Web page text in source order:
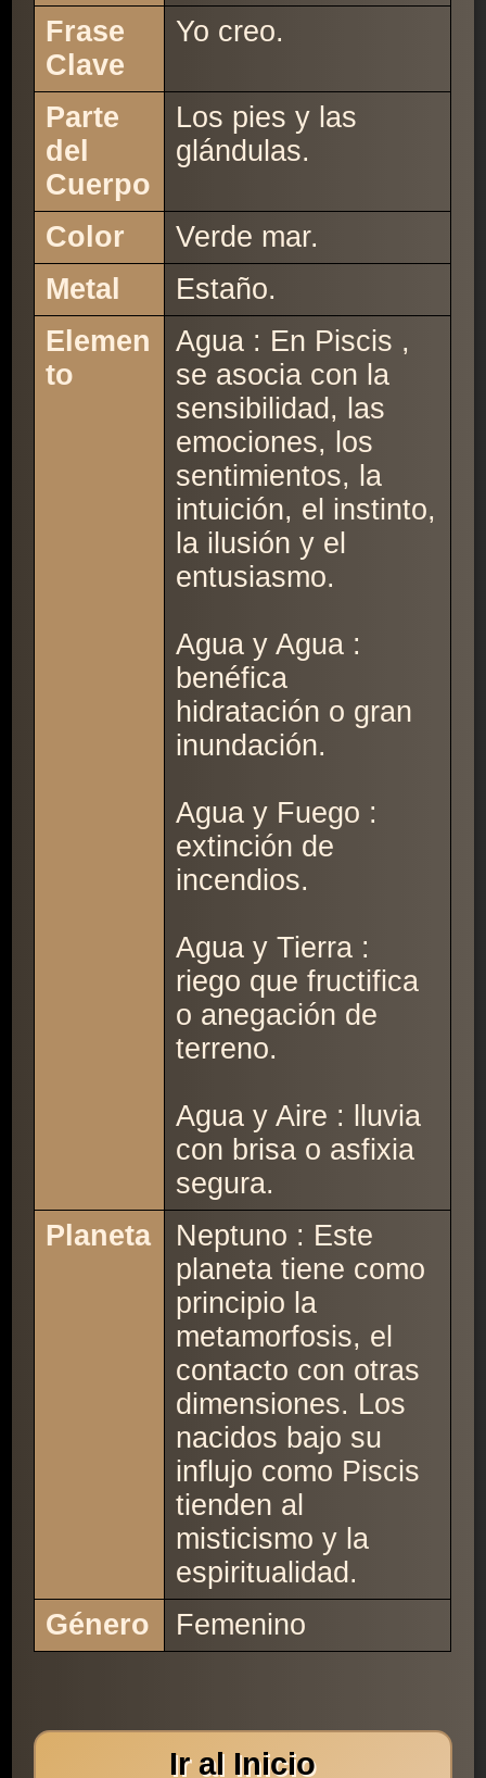
Frase
Clave
Yo creo.
Parte
del
Cuerpo
Los pies y las
glándulas.
Color
Verde mar.
Metal
Estaño.
Elemen
to
Agua : En Piscis ,
se asocia con la
sensibilidad, las
emociones, los
sentimientos, la
intuición, el instinto,
la ilusión y el
entusiasmo.
Agua y Agua :
benéfica
hidratación o gran
inundación.
Agua y Fuego :
extinción de
incendios.
Agua y Tierra :
riego que fructifica
o anegación de
terreno.
Agua y Aire : lluvia
con brisa o asfixia
segura.
Planeta
Neptuno : Este
planeta tiene como
principio la
metamorfosis, el
contacto con otras
dimensiones. Los
nacidos bajo su
influjo como Piscis
tienden al
misticismo y la
espiritualidad.
Género
Femenino
Ir al Inicio